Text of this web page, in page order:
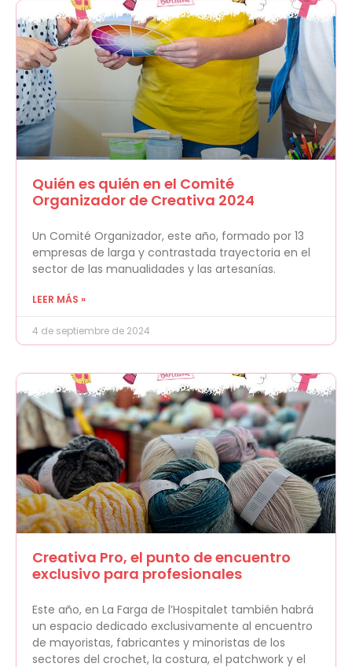
Quién es quién en el Comité
Organizador de Creativa 2024
Un Comité Organizador, este año, formado por 13
empresas de larga y contrastada trayectoria en el
sector de las manualidades y las artesanías.
LEER MÁS »
4 de septiembre de 2024
Creativa Pro, el punto de encuentro
exclusivo para profesionales
Este año, en La Farga de l’Hospitalet también habrá
un espacio dedicado exclusivamente al encuentro
de mayoristas, fabricantes y minoristas de los
sectores del crochet, la costura, el patchwork y el